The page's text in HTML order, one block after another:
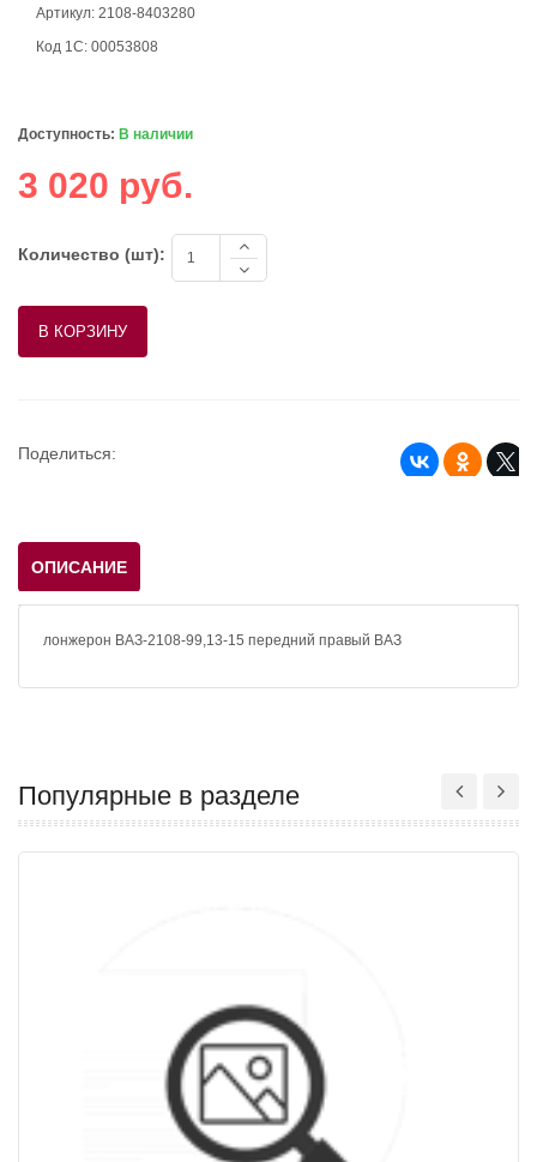
Артикул: 2108-8403280
Код 1С: 00053808
Доступность: В наличии
3 020 руб.
Количество (шт):
Поделиться:
ОПИСАНИЕ
лонжерон ВАЗ-2108-99,13-15 передний правый ВАЗ
Популярные в разделе